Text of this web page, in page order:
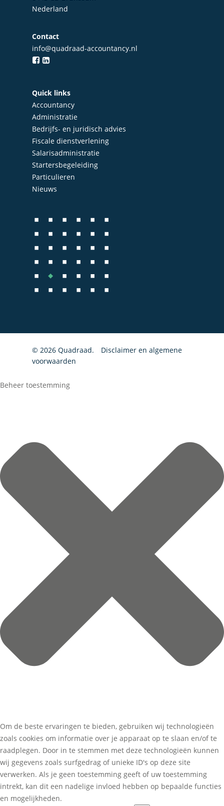
Nederland
Contact
info@quadraad-accountancy.nl
Quick links
Accountancy
Administratie
Bedrijfs- en juridisch advies
Fiscale dienstverlening
Salarisadministratie
Startersbegeleiding
Particulieren
Nieuws
© 2026 Quadraad.
Disclaimer en algemene
voorwaarden
Beheer toestemming
Om de beste ervaringen te bieden, gebruiken wij technologieën
zoals cookies om informatie over je apparaat op te slaan en/of te
raadplegen. Door in te stemmen met deze technologieën kunnen
wij gegevens zoals surfgedrag of unieke ID's op deze site
verwerken. Als je geen toestemming geeft of uw toestemming
intrekt, kan dit een nadelige invloed hebben op bepaalde functies
en mogelijkheden.